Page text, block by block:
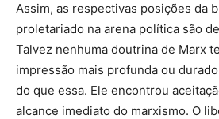
Assim, as respectivas posições da
proletariado na arena política são
Talvez nenhuma doutrina de Marx
impressão mais profunda ou
do que essa. Ele encontrou
alcance imediato do marxismo. O